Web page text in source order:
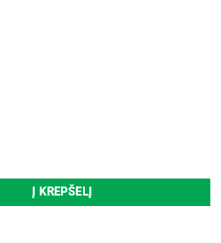
pieštukas REVERS SHE SHAPE SIGNATURE
Į KREPŠELĮ